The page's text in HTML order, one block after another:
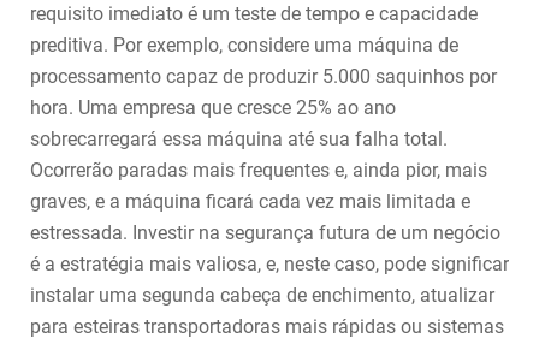
requisito imediato é um teste de tempo e capacidade
preditiva. Por exemplo, considere uma máquina de
processamento capaz de produzir 5.000 saquinhos por
hora. Uma empresa que cresce 25% ao ano
sobrecarregará essa máquina até sua falha total.
Ocorrerão paradas mais frequentes e, ainda pior, mais
graves, e a máquina ficará cada vez mais limitada e
estressada. Investir na segurança futura de um negócio
é a estratégia mais valiosa, e, neste caso, pode significar
instalar uma segunda cabeça de enchimento, atualizar
para esteiras transportadoras mais rápidas ou sistemas